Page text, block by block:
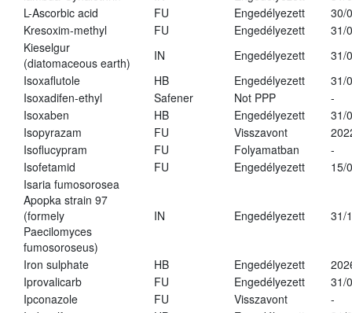
L-Ascorbic acid
FU Engedélyezett
30/
Kresoxim-methyl
FU Engedélyezett
31/
Kieselgur
(diatomaceous earth)
IN Engedélyezett
31/
Isoxaflutole
HB Engedélyezett
31/
Isoxadifen-ethyl
Safener Not PPP
-
Isoxaben
HB Engedélyezett
31/
Isopyrazam
FU Visszavont
Isoflucypram
FU Folyamatban
-
Isofetamid
FU Engedélyezett
15/
Isaria fumosorosea
Apopka strain 97
(formely
Paecilomyces
fumosoroseus)
IN Engedélyezett 31/
Iron sulphate HB Engedélyezett
Iprovalicarb
FU Engedélyezett
31/
Ipconazole
FU Visszavont
-